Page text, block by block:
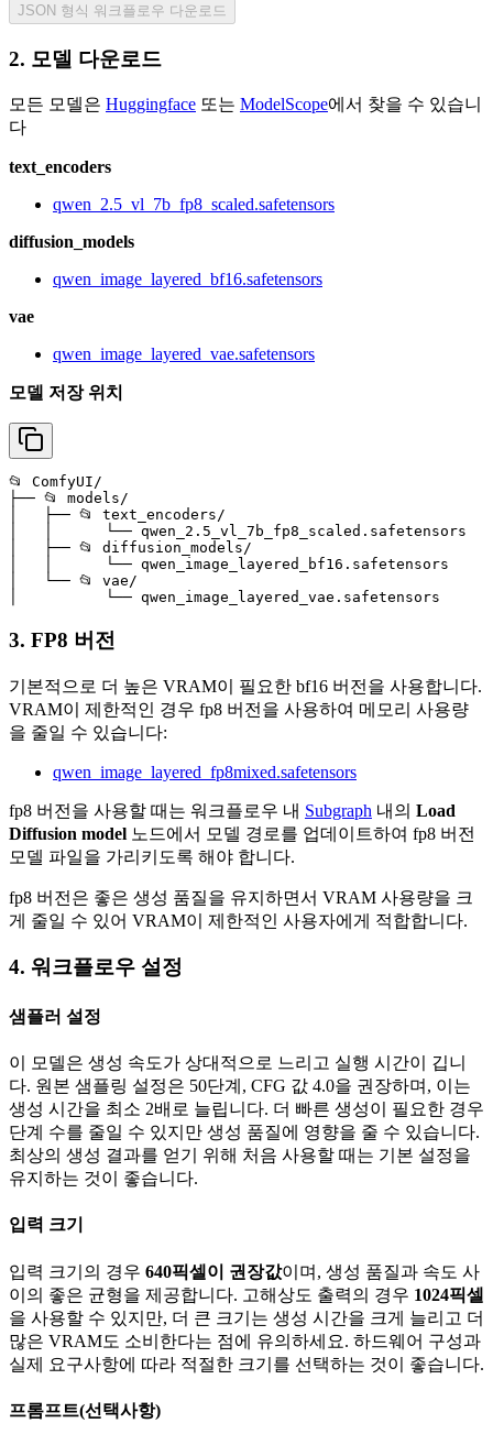
JSON 형식 워크플로우 다운로드
2. 모델 다운로드
모든 모델은 Huggingface 또는 ModelScope에서 찾을 수 있습니
다
text_encoders
qwen_2.5_vl_7b_fp8_scaled.safetensors
diffusion_models
qwen_image_layered_bf16.safetensors
vae
qwen_image_layered_vae.safetensors
모델 저장 위치
📂 ComfyUI/
├── 📂 models/
│   ├── 📂 text_encoders/
│   │      └── qwen_2.5_vl_7b_fp8_scaled.safetensors
│   ├── 📂 diffusion_models/
│   │      └── qwen_image_layered_bf16.safetensors
│   └── 📂 vae/
│          └── qwen_image_layered_vae.safetensors
3. FP8 버전
기본적으로 더 높은 VRAM이 필요한 bf16 버전을 사용합니다.
VRAM이 제한적인 경우 fp8 버전을 사용하여 메모리 사용량
을 줄일 수 있습니다:
qwen_image_layered_fp8mixed.safetensors
fp8 버전을 사용할 때는 워크플로우 내 Subgraph 내의 Load
Diffusion model 노드에서 모델 경로를 업데이트하여 fp8 버전
모델 파일을 가리키도록 해야 합니다.
fp8 버전은 좋은 생성 품질을 유지하면서 VRAM 사용량을 크
게 줄일 수 있어 VRAM이 제한적인 사용자에게 적합합니다.
4. 워크플로우 설정
샘플러 설정
이 모델은 생성 속도가 상대적으로 느리고 실행 시간이 깁니
다. 원본 샘플링 설정은 50단계, CFG 값 4.0을 권장하며, 이는
생성 시간을 최소 2배로 늘립니다. 더 빠른 생성이 필요한 경우
단계 수를 줄일 수 있지만 생성 품질에 영향을 줄 수 있습니다.
최상의 생성 결과를 얻기 위해 처음 사용할 때는 기본 설정을
유지하는 것이 좋습니다.
입력 크기
입력 크기의 경우 640픽셀이 권장값이며, 생성 품질과 속도 사
이의 좋은 균형을 제공합니다. 고해상도 출력의 경우 1024픽셀
을 사용할 수 있지만, 더 큰 크기는 생성 시간을 크게 늘리고 더
많은 VRAM도 소비한다는 점에 유의하세요. 하드웨어 구성과
실제 요구사항에 따라 적절한 크기를 선택하는 것이 좋습니다.
프롬프트(선택사항)